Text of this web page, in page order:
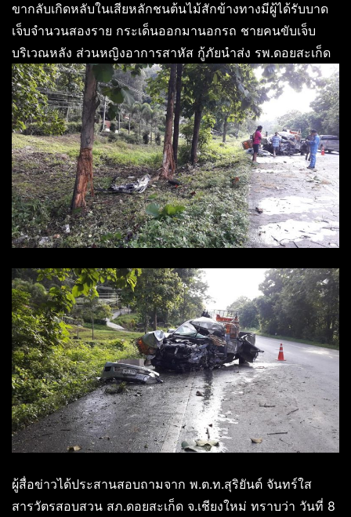
ขากลับเกิดหลับในเสียหลักชนต้นไม้สักข้างทางมีผู้ได้รับบาด
เจ็บจำนวนสองราย กระเด็นออกมานอกรถ ชายคนขับเจ็บ
บริเวณหลัง ส่วนหญิงอาการสาหัส กู้ภัยนำส่ง รพ.ดอยสะเก็ด
ผู้สื่อข่าวได้ประสานสอบถามจาก พ.ต.ท.สุริยันต์ จันทร์ใส
สารวัตรสอบสวน สภ.ดอยสะเก็ด จ.เชียงใหม่ ทราบว่า วันที่ 8